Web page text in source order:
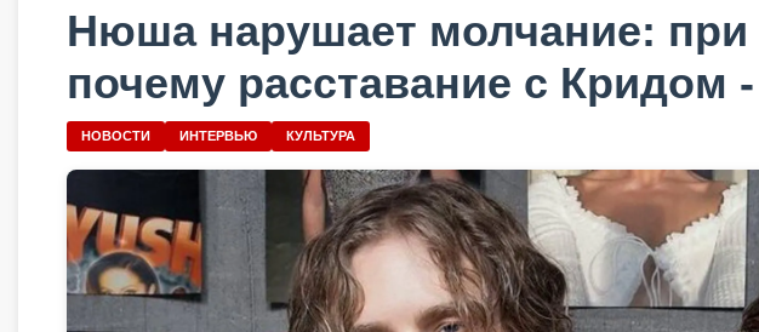
Нюша нарушает молчание: при
почему расставание с Кридом
НОВОСТИ ИНТЕРВЬЮ КУЛЬТУРА